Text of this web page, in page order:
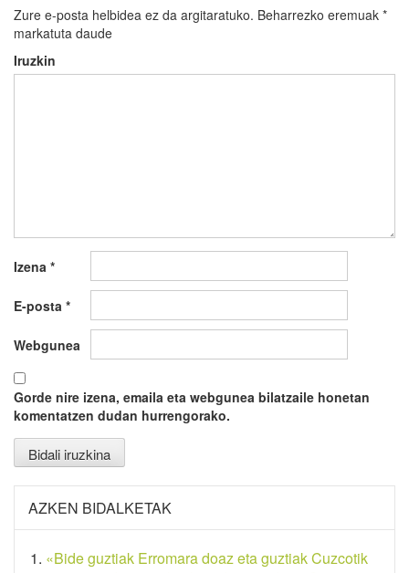
Zure e-posta helbidea ez da argitaratuko. Beharrezko eremuak *
markatuta daude
Iruzkin
Izena *
E-posta *
Webgunea
Gorde nire izena, emaila eta webgunea bilatzaile honetan
komentatzen dudan hurrengorako.
AZKEN BIDALKETAK
«Bide guztiak Erromara doaz eta guztiak Cuzcotik